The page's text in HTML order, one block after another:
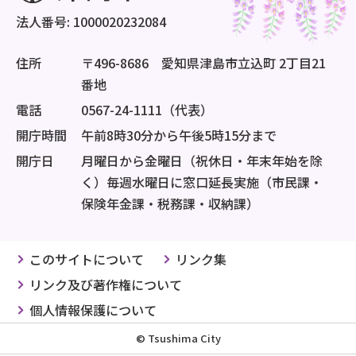
法人番号: 1000020232084
住所
〒496-8686 愛知県津島市立込町 2丁目21
番地
電話
0567-24-1111（代表）
開庁時間
午前8時30分から午後5時15分まで
開庁日
月曜日から金曜日（祝休日・年末年始を除
く）毎週水曜日に窓口延長実施（市民課・
保険年金課・税務課・収納課）
このサイトについて
リンク集
リンク及び著作権について
個人情報保護について
© Tsushima City